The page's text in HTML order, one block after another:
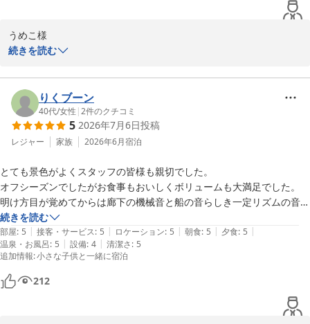
うめこ様
りがとうございました。また、大変温かいクチコミとお写真まで投
稿してくださり、心より感謝申し上げます。
スタッフの対応やお子様へのプレゼントにご満足いただき、ご家族
皆様で喜んでいただけたご様子を伺い、大変励みになります。貸切
ラメルアイスラテまで存分にお楽しみいただけたこと、私どもも大
変嬉しく思っております。絶妙な甘じょっぱさが特徴の塩キャラメ
ルソースには、竹野海岸の美しい海水から生まれたミネラル豊富な
誕生の塩を使用しております。
しかしながら、お部屋の露天風呂にて蜂が発生し、せっかくのお風
呂を少ししかお楽しみいただけなかったこと、大変心苦しく存じま
す。自然に囲まれた立地ではございますが、お客様に安心して露天
風呂をご利用いただけるよう、これまで以上に点検や防虫対策を強
続きを読む
りくブーン
40代/女性 |2件のクチコミ
5 2026年7月6日投稿
レジャー 家族 2026年6月宿泊
とても景色がよくスタッフの皆様も親切でした。
オフシーズンでしたがお食事もおいしくボリュームも大満足でした。
明け方目が覚めてからは廊下の機械音と船の音らしき一定リズムの音が
気になりましたがその他は大満足です。
また海水浴シーズンやカニの時期に伺いたいと思います。
続きを読む
部屋: 5 | 接客・サービス: 5 | ロケーション: 5 | 朝食: 5 | 夕食: 5 |
温泉・お風呂: 5 | 設備: 4 | 清潔さ: 5
追加情報:小さな子供と一緒に宿泊
212